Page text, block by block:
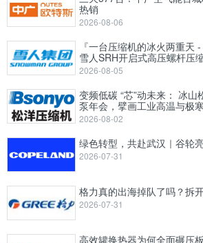
热销
2026-08-06
『一台压缩机的冰火两重天
雪人SRH开启式高压螺杆压
2026-08-05
变频低碳 “芯”动未来： 冰
泵年会，擘画工业高温与极
2026-08-02
绿色转型，共赴武汉｜谷轮
2026-07-31
格力真的出海掉队了吗？拆
2026-07-31
高效罐换热器为何全面碾压